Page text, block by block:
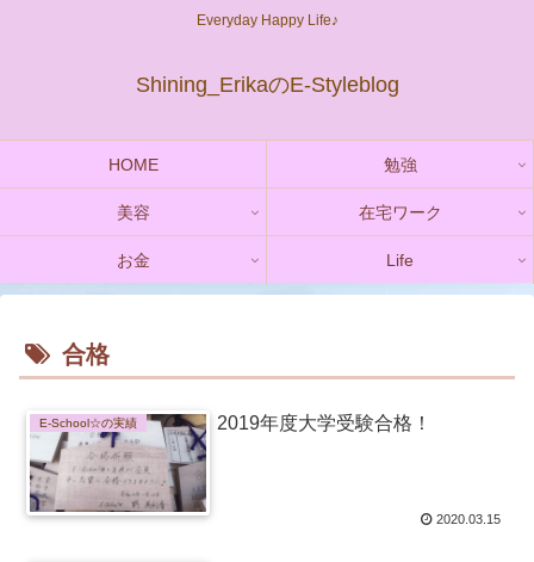
Everyday Happy Life♪
Shining_ErikaのE-Styleblog
HOME 勉強
美容 在宅ワーク
お金 Life
合格
E-School☆の実績 2019年度大学受験合格！
2020.03.15